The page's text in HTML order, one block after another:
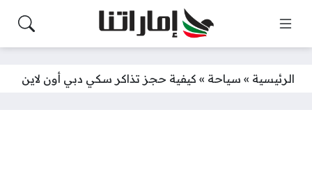
الرئيسية » سياحة » كيفية حجز تذاكر سكي دبي أون لاين